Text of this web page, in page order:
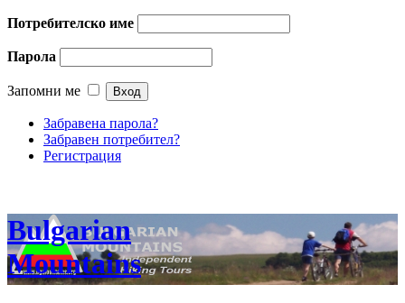
Потребителско име
Парола
Запомни ме
Забравена парола?
Забравен потребител?
Регистрация
Bulgarian
Mountains